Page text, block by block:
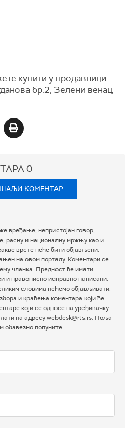
купити у продавници
бр.2, Зелени венац
0
КОМЕНТАР
вређање, непристојан говор,
расну и националну мржњу као и
врсте неће бити објављени.
на овом порталу. Коментари се
чланка. Предност ће имати
и правописно исправно написани.
словима нећемо објављивати.
и краћења коментара који ће
који се односе на уређивачку
на адресу webdesk@rts.rs. Поља
обавезно попуните.